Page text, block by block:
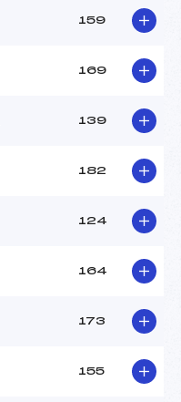
159
169
139
182
124
164
173
155